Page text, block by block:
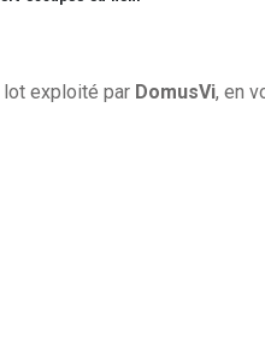
lot exploité par DomusVi, en